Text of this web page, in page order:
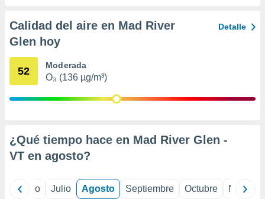
e
publicidad
Calidad del aire en Mad River
Glen hoy
Detalle
52 Moderada
O₃ (136 µg/m³)
¿Qué tiempo hace en Mad River Glen -
VT en agosto?
Junio Julio Agosto Septiembre Octubre